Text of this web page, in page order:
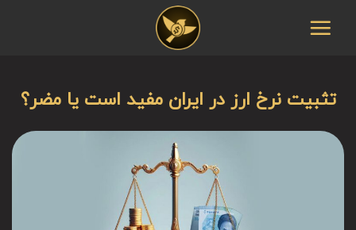
تثبیت نرخ ارز در ایران مفید است یا مضر؟